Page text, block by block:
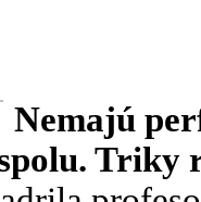
Nemajú